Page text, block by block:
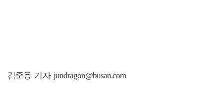
김준용 기자 jundragon@busan.com